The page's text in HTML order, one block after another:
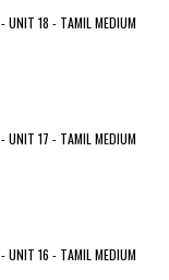
UNIT 18 - TAMIL MEDIUM
UNIT 17 - TAMIL MEDIUM
UNIT 16 - TAMIL MEDIUM